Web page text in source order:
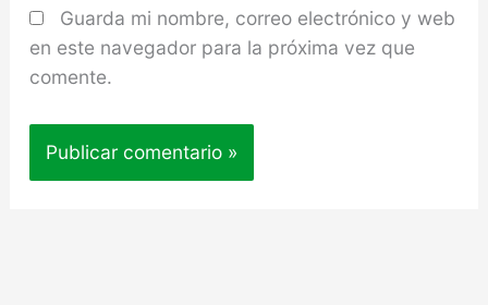
Guarda mi nombre, correo electrónico y web
en este navegador para la próxima vez que
comente.